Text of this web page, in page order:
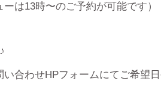
は13時〜のご予約が可能です）
合わせHPフォームにてご希望